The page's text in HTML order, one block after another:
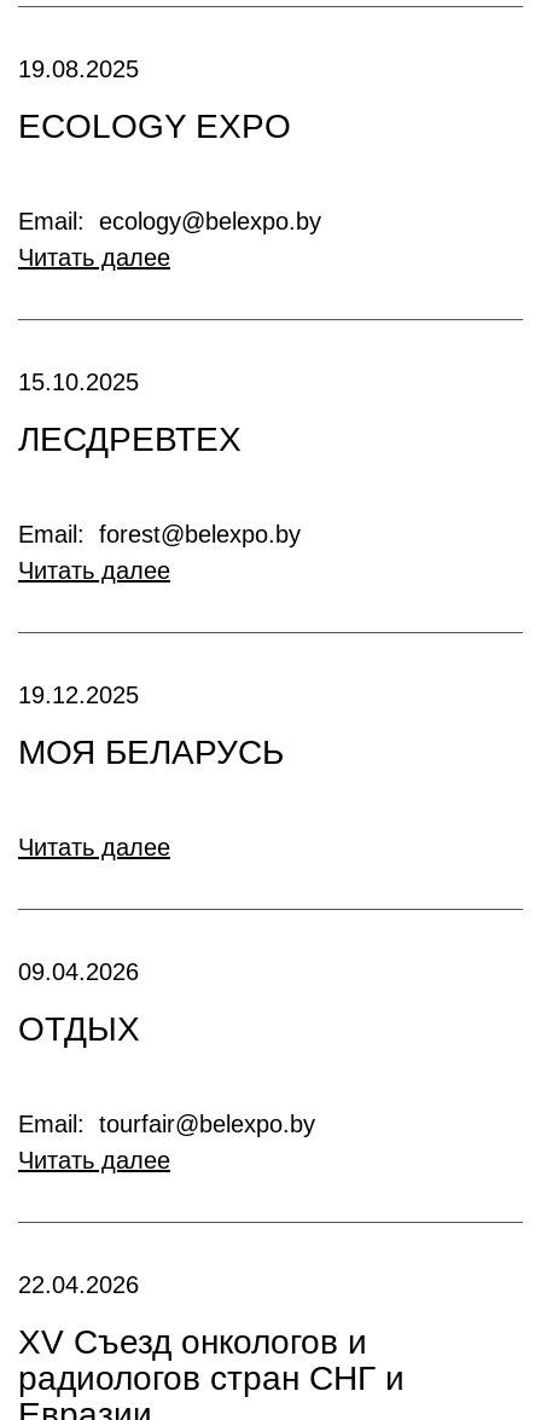
19.08.2025
ECOLOGY EXPO
Email: ecology@belexpo.by
Читать далее
15.10.2025
ЛЕСДРЕВТЕХ
Email: forest@belexpo.by
Читать далее
19.12.2025
МОЯ БЕЛАРУСЬ
Читать далее
09.04.2026
ОТДЫХ
Email: tourfair@belexpo.by
Читать далее
22.04.2026
XV Съезд онкологов и
радиологов стран СНГ и